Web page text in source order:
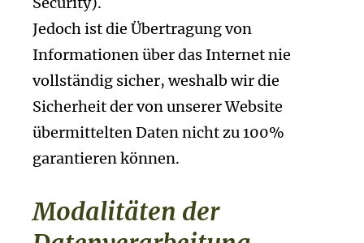
Jedoch ist die Übertragung von
Informationen über das Internet nie
vollständig sicher, weshalb wir die
Sicherheit der von unserer Website
übermittelten Daten nicht zu 100%
garantieren können.
Modalitäten der